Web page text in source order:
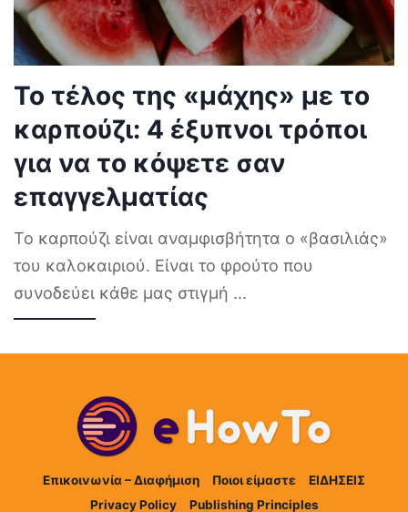
Το τέλος της «μάχης» με το
καρπούζι: 4 έξυπνοι τρόποι
για να το κόψετε σαν
επαγγελματίας
Το καρπούζι είναι αναμφισβήτητα ο «βασιλιάς»
του καλοκαιριού. Είναι το φρούτο που
συνοδεύει κάθε μας στιγμή ...
Επικοινωνία – Διαφήμιση Ποιοι είμαστε
ΕΙΔΗΣΕΙΣ
Privacy Policy
Publishing Principles